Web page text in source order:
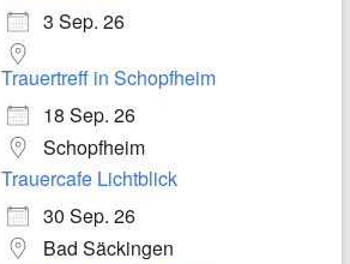
3 Sep. 26
Trauertreff in Schopfheim
18 Sep. 26
Schopfheim
Trauercafe Lichtblick
30 Sep. 26
Bad Säckingen